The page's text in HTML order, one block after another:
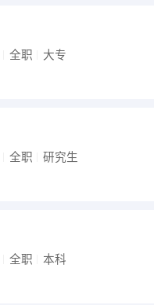
全职 大专
全职 研究生
全职 本科